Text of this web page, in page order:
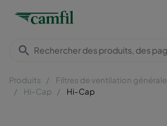
Produits Filtres de ventilation générale
Hi-Cap
Hi-Cap